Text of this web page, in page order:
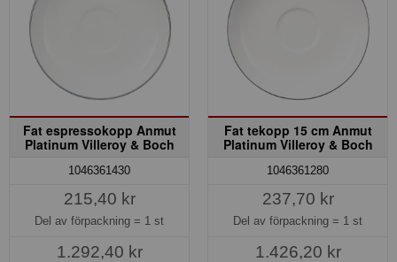
Fat espressokopp Anmut
Platinum Villeroy & Boch
1046361430
215,40 kr
Del av förpackning = 1 st
1.292,40 kr
Fat tekopp 15 cm Anmut
Platinum Villeroy & Boch
1046361280
237,70 kr
Del av förpackning = 1 st
1.426,20 kr